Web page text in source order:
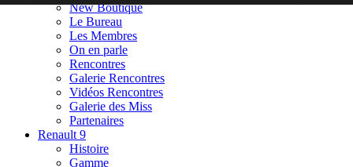
New Boutique
Le Bureau
Les Membres
On en parle
Rencontres
Galerie Rencontres
Vidéos Rencontres
Galerie des Miss
Partenaires
Renault 9
Histoire
Gamme